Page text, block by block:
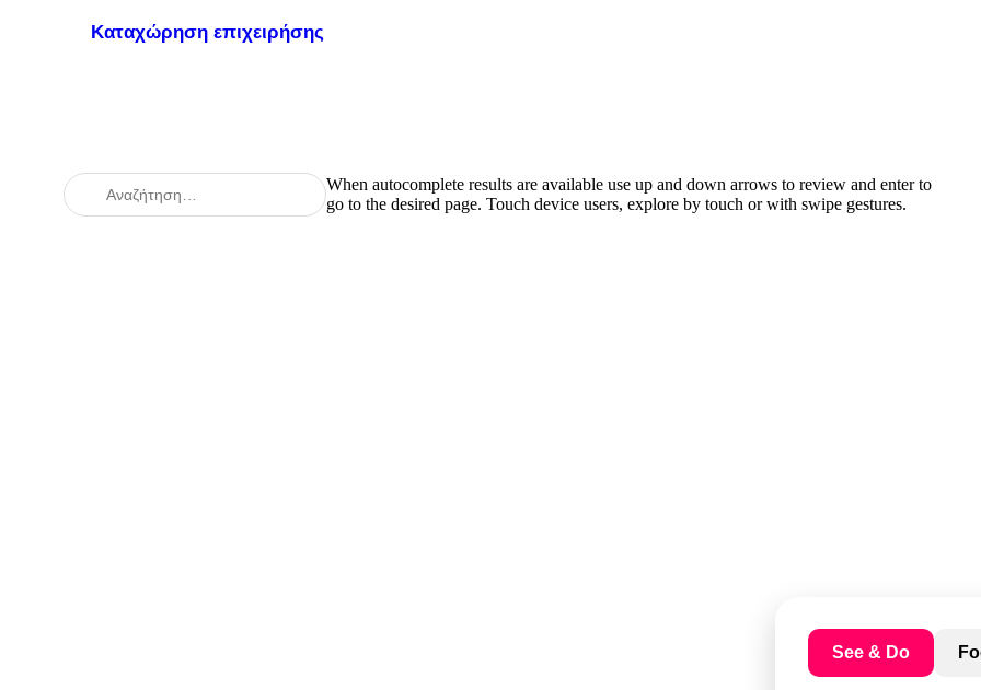
Καταχώρηση επιχειρήσης
When autocomplete results are available use up and down arrows to review and enter to
go to the desired page. Touch device users, explore by touch or with swipe gestures.
See & Do